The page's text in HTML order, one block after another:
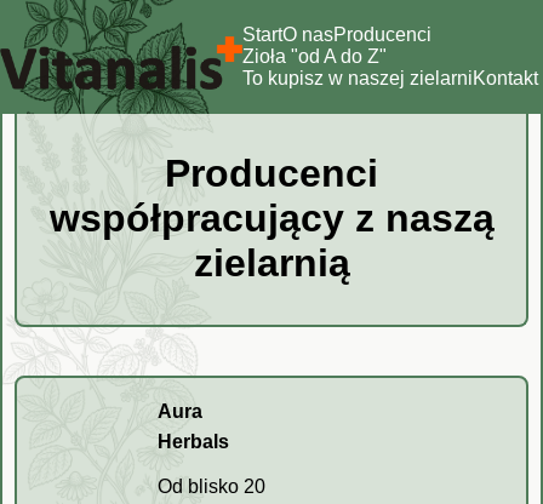
StartO nasProducenci
Zioła "od A do Z"
To kupisz w naszej zielarniKontakt
Producenci
współpracujący z naszą
zielarnią
Aura
Herbals
Od blisko 20